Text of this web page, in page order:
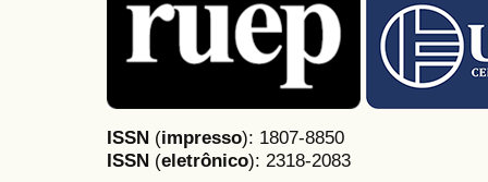
ISSN (impresso): 1807-8850
ISSN (eletrônico): 2318-2083